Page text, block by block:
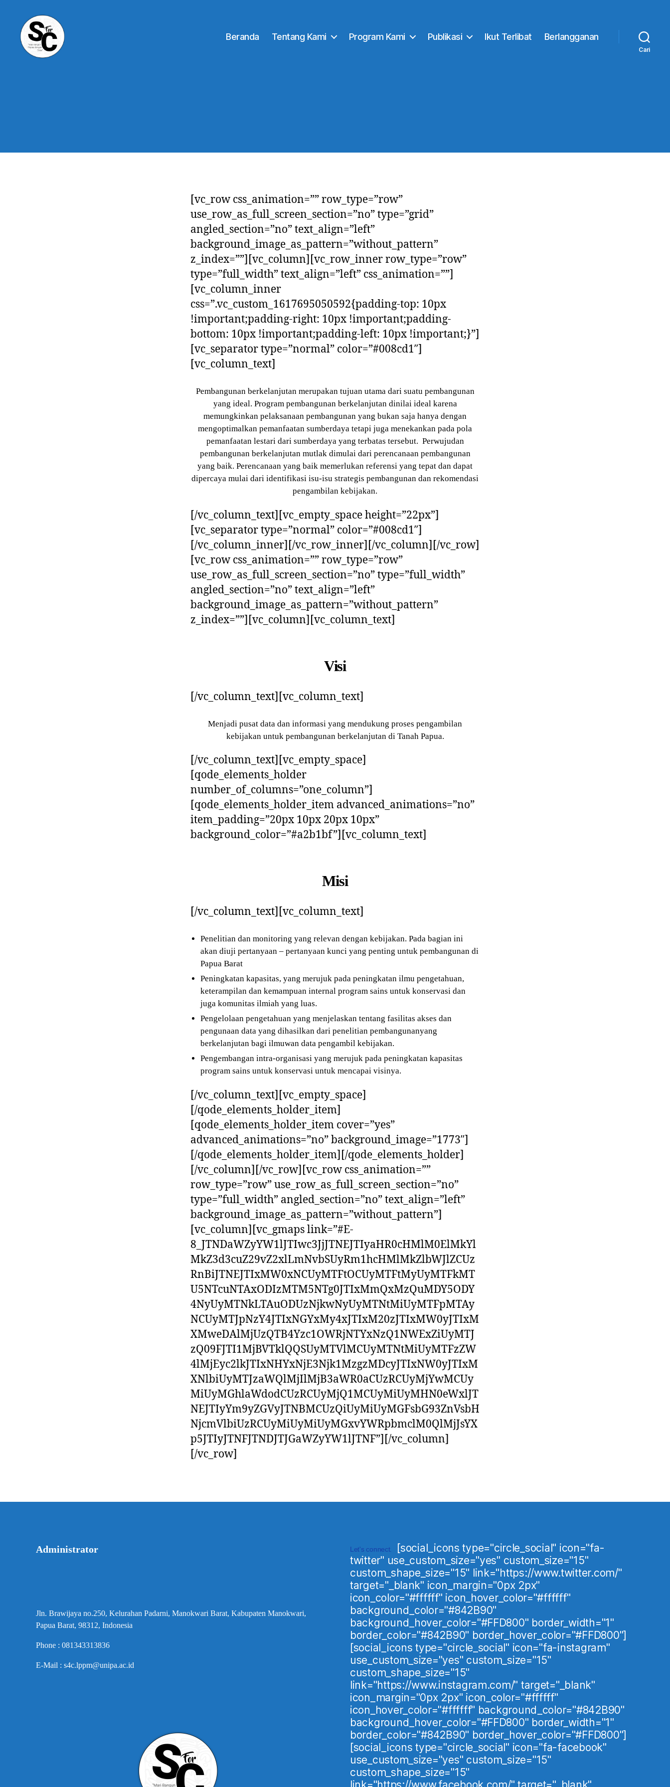
Beranda Tentang Kami Program Kami Publikasi Ikut Terlibat Berlangganan
Cari
[vc_row css_animation=”” row_type=”row”
use_row_as_full_screen_section=”no” type=”grid”
angled_section=”no” text_align=”left”
background_image_as_pattern=”without_pattern”
z_index=””][vc_column][vc_row_inner row_type=”row”
type=”full_width” text_align=”left” css_animation=””]
[vc_column_inner
css=”.vc_custom_1617695050592{padding-top: 10px
!important;padding-right: 10px !important;padding-
bottom: 10px !important;padding-left: 10px !important;}”]
[vc_separator type=”normal” color=”#008cd1″]
[vc_column_text]
Pembangunan berkelanjutan merupakan tujuan utama dari suatu pembangunan
yang ideal. Program pembangunan berkelanjutan dinilai ideal karena
memungkinkan pelaksanaan pembangunan yang bukan saja hanya dengan
mengoptimalkan pemanfaatan sumberdaya tetapi juga menekankan pada pola
pemanfaatan lestari dari sumberdaya yang terbatas tersebut. Perwujudan
pembangunan berkelanjutan mutlak dimulai dari perencanaan pembangunan
yang baik. Perencanaan yang baik memerlukan referensi yang tepat dan dapat
dipercaya mulai dari identifikasi isu-isu strategis pembangunan dan rekomendasi
pengambilan kebijakan.
[/vc_column_text][vc_empty_space height=”22px”]
[vc_separator type=”normal” color=”#008cd1″]
[/vc_column_inner][/vc_row_inner][/vc_column][/vc_row]
[vc_row css_animation=”” row_type=”row”
use_row_as_full_screen_section=”no” type=”full_width”
angled_section=”no” text_align=”left”
background_image_as_pattern=”without_pattern”
z_index=””][vc_column][vc_column_text]
Visi
[/vc_column_text][vc_column_text]
Menjadi pusat data dan informasi yang mendukung proses pengambilan
kebijakan untuk pembangunan berkelanjutan di Tanah Papua.
[/vc_column_text][vc_empty_space]
[qode_elements_holder
number_of_columns=”one_column”]
[qode_elements_holder_item advanced_animations=”no”
item_padding=”20px 10px 20px 10px”
background_color=”#a2b1bf”][vc_column_text]
Misi
[/vc_column_text][vc_column_text]
Penelitian dan monitoring yang relevan dengan kebijakan. Pada bagian ini
akan diuji pertanyaan – pertanyaan kunci yang penting untuk pembangunan di
Papua Barat
Peningkatan kapasitas, yang merujuk pada peningkatan ilmu pengetahuan,
keterampilan dan kemampuan internal program sains untuk konservasi dan
juga komunitas ilmiah yang luas.
Pengelolaan pengetahuan yang menjelaskan tentang fasilitas akses dan
pengunaan data yang dihasilkan dari penelitian pembangunanyang
berkelanjutan bagi ilmuwan data pengambil kebijakan.
Pengembangan intra-organisasi yang merujuk pada peningkatan kapasitas
program sains untuk konservasi untuk mencapai visinya.
[/vc_column_text][vc_empty_space]
[/qode_elements_holder_item]
[qode_elements_holder_item cover=”yes”
advanced_animations=”no” background_image=”1773″]
[/qode_elements_holder_item][/qode_elements_holder]
[/vc_column][/vc_row][vc_row css_animation=””
row_type=”row” use_row_as_full_screen_section=”no”
type=”full_width” angled_section=”no” text_align=”left”
background_image_as_pattern=”without_pattern”]
[vc_column][vc_gmaps link=”#E-
8_JTNDaWZyYW1lJTIwc3JjJTNEJTIyaHR0cHMlM0ElMkYl
MkZ3d3cuZ29vZ2xlLmNvbSUyRm1hcHMlMkZlbWJlZCUz
RnBiJTNEJTIxMW0xNCUyMTFtOCUyMTFtMyUyMTFkMT
U5NTcuNTAxODIzMTM5NTg0JTIxMmQxMzQuMDY5ODY
4NyUyMTNkLTAuODUzNjkwNyUyMTNtMiUyMTFpMTAy
NCUyMTJpNzY4JTIxNGYxMy4xJTIxM20zJTIxMW0yJTIxM
XMweDAlMjUzQTB4Yzc1OWRjNTYxNzQ1NWExZiUyMTJ
zQ09FJTI1MjBVTklQQSUyMTVlMCUyMTNtMiUyMTFzZW
4lMjEyc2lkJTIxNHYxNjE3Njk1MzgzMDcyJTIxNW0yJTIxM
XNlbiUyMTJzaWQlMjIlMjB3aWR0aCUzRCUyMjYwMCUy
MiUyMGhlaWdodCUzRCUyMjQ1MCUyMiUyMHN0eWxlJT
NEJTIyYm9yZGVyJTNBMCUzQiUyMiUyMGFsbG93ZnVsbH
NjcmVlbiUzRCUyMiUyMiUyMGxvYWRpbmclM0QlMjJsYX
p5JTIyJTNFJTNDJTJGaWZyYW1lJTNF”][/vc_column]
[/vc_row]
Administrator
Jln. Brawijaya no.250, Kelurahan Padarni, Manokwari Barat, Kabupaten Manokwari,
Papua Barat, 98312, Indonesia
Phone : 081343313836
E-Mail : s4c.lppm@unipa.ac.id
Let's connect.
[social_icons type="circle_social" icon="fa-
twitter" use_custom_size="yes" custom_size="15"
custom_shape_size="15" link="https://www.twitter.com/"
target="_blank" icon_margin="0px 2px"
icon_color="#ffffff" icon_hover_color="#ffffff"
background_color="#842B90"
background_hover_color="#FFD800" border_width="1"
border_color="#842B90" border_hover_color="#FFD800"]
[social_icons type="circle_social" icon="fa-instagram"
use_custom_size="yes" custom_size="15"
custom_shape_size="15"
link="https://www.instagram.com/" target="_blank"
icon_margin="0px 2px" icon_color="#ffffff"
icon_hover_color="#ffffff" background_color="#842B90"
background_hover_color="#FFD800" border_width="1"
border_color="#842B90" border_hover_color="#FFD800"]
[social_icons type="circle_social" icon="fa-facebook"
use_custom_size="yes" custom_size="15"
custom_shape_size="15"
link="https://www.facebook.com/" target="_blank"